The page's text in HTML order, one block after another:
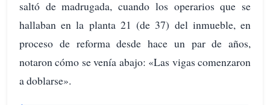
saltó de madrugada, cuando los operarios que se
hallaban en la planta 21 (de 37) del inmueble, en
proceso de reforma desde hace un par de años,
notaron cómo se venía abajo: «Las vigas comenzaron
a doblarse».